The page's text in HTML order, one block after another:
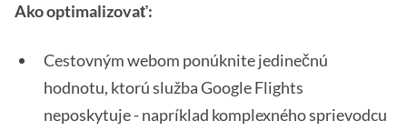
Ako optimalizovať:
Cestovným webom ponúknite jedinečnú
hodnotu, ktorú služba Google Flights
neposkytuje - napríklad komplexného sprievodcu